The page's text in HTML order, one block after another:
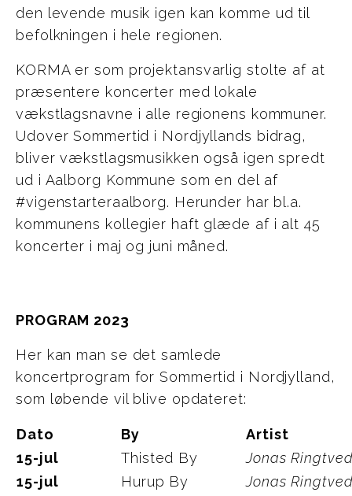
den levende musik igen kan komme ud til
befolkningen i hele regionen.
KORMA er som projektansvarlig stolte af at
præsentere koncerter med lokale
vækstlagsnavne i alle regionens kommuner.
Udover Sommertid i Nordjyllands bidrag,
bliver vækstlagsmusikken også igen spredt
ud i Aalborg Kommune som en del af
#vigenstarteraalborg. Herunder har bl.a.
kommunens kollegier haft glæde af i alt 45
koncerter i maj og juni måned.
PROGRAM 2023
Her kan man se det samlede
koncertprogram for Sommertid i Nordjylland,
som løbende vil blive opdateret:
Dato By
Artist
15-jul
Thisted By
Jonas
15-jul
Hurup By Jonas